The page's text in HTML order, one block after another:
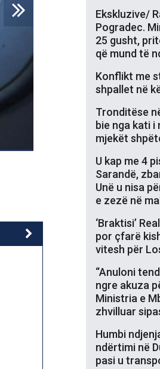
Ekskluzive/
Pogradec.
25 gusht,
që mund të
Konflikt me
shpallet në
Tronditëse
bie nga kati i
mjekët
U kap me 4
Sarandë,
Unë u nisa
e zezë në
‘Braktisi’
por çfarë
vitesh për
“Anuloni
ngre akuza
Ministria e
zhvilluar
Humbi
ndërtimi në
pasi u